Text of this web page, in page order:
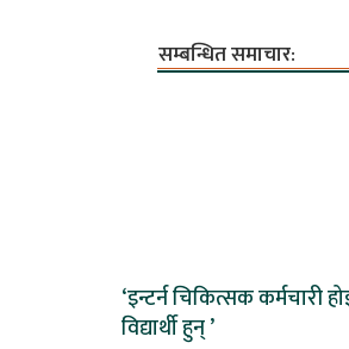
सम्बन्धित समाचार:
‘इन्टर्न चिकित्सक कर्मचारी
विद्यार्थी हुन् ’